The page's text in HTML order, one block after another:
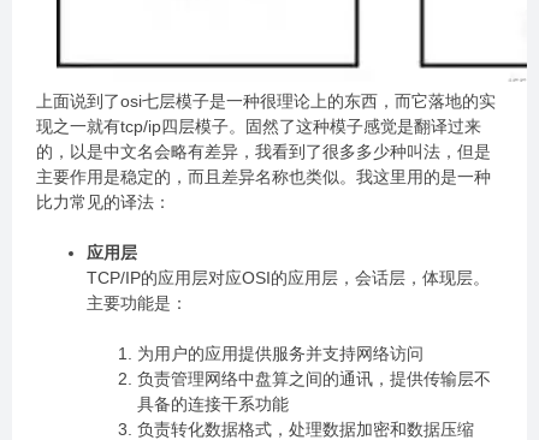
上面说到了osi七层模子是一种很理论上的东西，而它落地的实
现之一就有tcp/ip四层模子。固然了这种模子感觉是翻译过来
的，以是中文名会略有差异，我看到了很多多少种叫法，但是
主要作用是稳定的，而且差异名称也类似。我这里用的是一种
比力常见的译法：
应用层
TCP/IP的应用层对应OSI的应用层，会话层，体现层。
主要功能是：
为用户的应用提供服务并支持网络访问
负责管理网络中盘算之间的通讯，提供传输层不
具备的连接干系功能
负责转化数据格式，处理数据加密和数据压缩